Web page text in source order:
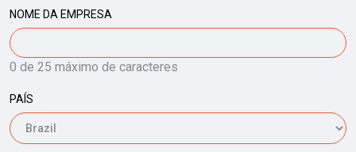
NOME DA EMPRESA
0 de 25 máximo de caracteres
PAÍS